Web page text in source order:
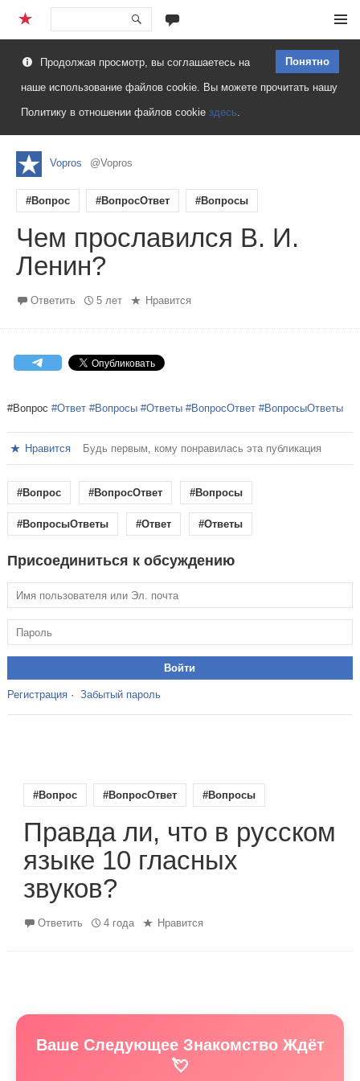
Перейти
содержимому
Понятно
Продолжая просмотр, вы соглашаетесь на
наше использование файлов cookie. Вы можете прочитать нашу
Политику в отношении файлов cookie здесь.
Vopros @Vopros
#Вопрос #ВопросОтвет #Вопросы
Чем прославился В. И.
Ленин?
Ответить 5 лет Нравится
#Вопрос #Ответ #Вопросы #Ответы #ВопросОтвет #ВопросыОтветы
Нравится Будь первым, кому понравилась эта публикация
#Вопрос #ВопросОтвет #Вопросы
#ВопросыОтветы #Ответ #Ответы
Присоединиться к обсуждению
Регистрация· Забытый пароль
#Вопрос #ВопросОтвет #Вопросы
Правда ли, что в русском
языке 10 гласных
звуков?
Ответить 4 года Нравится
Ваше Следующее Знакомство Ждёт
💘